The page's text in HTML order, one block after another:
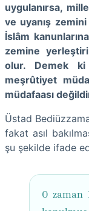
uygulanırsa,
ve uyanış
İslâm
zemine
olur. Demek ki
meşrûtiyet
müdafaası
Üstad
fakat asıl
şu şekilde ifade
O zaman